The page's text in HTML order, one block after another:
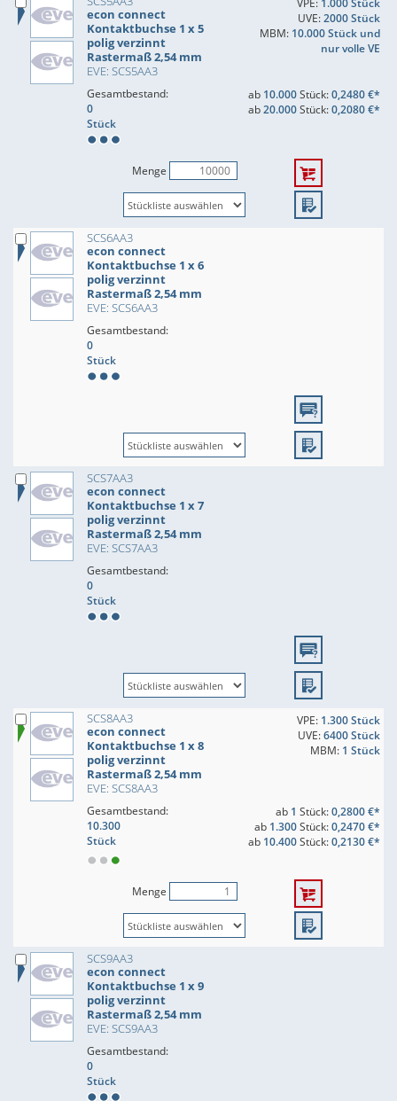
econ connect
Kontaktbuchse 1 x 5
polig verzinnt
Rastermaß 2,54 mm
EVE: SCS5AA3
VPE: 1.000 Stück
UVE:2000 Stück
MBM: 10.000 Stück und
nur volle VE
Gesamtbestand:
0
Stück
ab 10.000Stück:0,2480 €*
ab20.000Stück:0,2080 €*
Menge
SCS6AA3
econ connect
Kontaktbuchse 1 x 6
polig verzinnt
Rastermaß 2,54 mm
EVE: SCS6AA3
Gesamtbestand:
0
Stück
SCS7AA3
econ connect
Kontaktbuchse 1 x 7
polig verzinnt
Rastermaß 2,54 mm
EVE: SCS7AA3
Gesamtbestand:
0
Stück
SCS8AA3
econ connect
Kontaktbuchse 1 x 8
polig verzinnt
Rastermaß 2,54 mm
EVE: SCS8AA3
VPE: 1.300 Stück
UVE:6400 Stück
MBM: 1 Stück
Gesamtbestand:
10.300
Stück
ab 1 Stück:0,2800 €*
ab 1.300Stück:0,2470 €*
ab 10.400Stück:0,2130 €*
Menge
SCS9AA3
econ connect
Kontaktbuchse 1 x 9
polig verzinnt
Rastermaß 2,54 mm
EVE: SCS9AA3
Gesamtbestand:
0
Stück